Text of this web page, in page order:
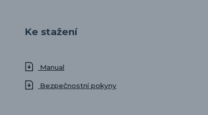
Ke stažení
Manual
Bezpečnostní pokyny